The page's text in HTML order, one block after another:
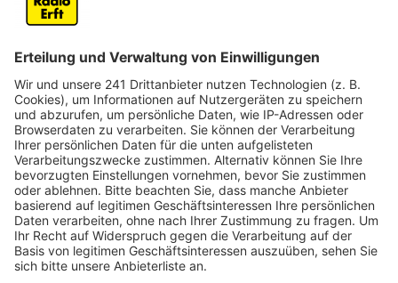
auf einen späteren Zeitpunkt oder ein alternatives Ziel
zu erreichen. Hier entstehen meistens jedoch
Zusatzkosten."
Anzeige
Was passiert, wenn das Urlaubsziel ein
Risikogebiet wird und ich absage?
Anzeige
"Wer einen Pauschalurlaub in einem Land gebucht hat,